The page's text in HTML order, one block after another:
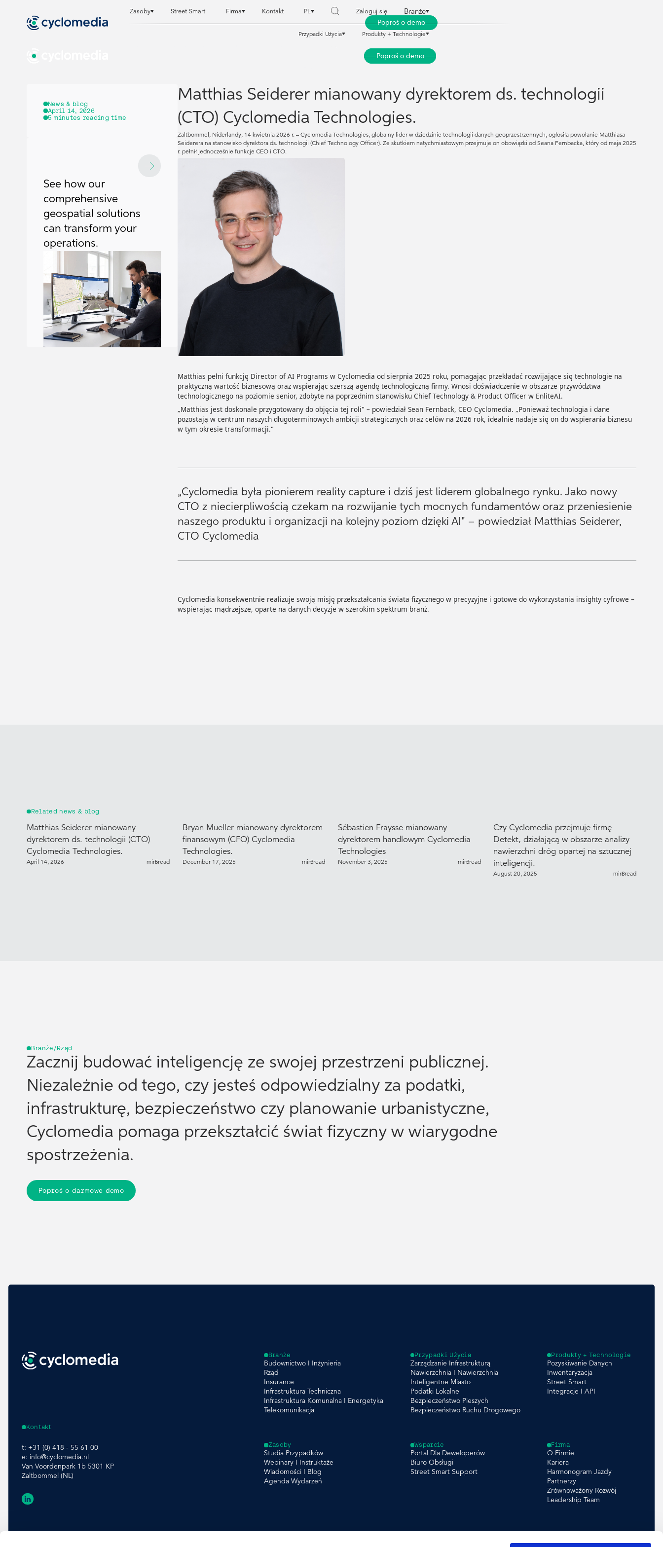
Zasoby Street Smart Firma Kontakt PL Zaloguj się
Poproś o demo
Branże
Przypadki Użycia Produkty + Technologie
News & blog
April 14, 2026
5 minutes reading time
See how our
comprehensive
geospatial solutions
can transform your
operations.
Matthias Seiderer mianowany dyrektorem ds. technologii
(CTO) Cyclomedia Technologies.
Zaltbommel, Niderlandy, 14 kwietnia 2026 r. – Cyclomedia Technologies, globalny lider w dziedzinie technologii danych geoprzestrzennych, ogłosiła powołanie Matthiasa
Seiderera na stanowisko dyrektora ds. technologii (Chief Technology Officer). Ze skutkiem natychmiastowym przejmuje on obowiązki od Seana Fernbacka, który od maja 2025
r. pełnił jednocześnie funkcje CEO i CTO.
Matthias pełni funkcję Director of AI Programs w Cyclomedia od sierpnia 2025 roku, pomagając przekładać rozwijające się technologie na
praktyczną wartość biznesową oraz wspierając szerszą agendę technologiczną firmy. Wnosi doświadczenie w obszarze przywództwa
technologicznego na poziomie senior, zdobyte na poprzednim stanowisku Chief Technology & Product Officer w EnliteAI.
„Matthias jest doskonale przygotowany do objęcia tej roli" – powiedział Sean Fernback, CEO Cyclomedia. „Ponieważ technologia i dane
pozostają w centrum naszych długoterminowych ambicji strategicznych oraz celów na 2026 rok, idealnie nadaje się on do wspierania biznesu
w tym okresie transformacji."
„Cyclomedia była pionierem reality capture i dziś jest liderem globalnego rynku. Jako nowy
CTO z niecierpliwością czekam na rozwijanie tych mocnych fundamentów oraz przeniesienie
naszego produktu i organizacji na kolejny poziom dzięki AI" – powiedział Matthias Seiderer,
CTO Cyclomedia
Cyclomedia konsekwentnie realizuje swoją misję przekształcania świata fizycznego w precyzyjne i gotowe do wykorzystania insighty cyfrowe –
wspierając mądrzejsze, oparte na danych decyzje w szerokim spektrum branż.
Related news & blog
Matthias Seiderer mianowany
dyrektorem ds. technologii (CTO)
Cyclomedia Technologies.
April 14, 2026 5
min read
Bryan Mueller mianowany dyrektorem
finansowym (CFO) Cyclomedia
Technologies.
December 17, 2025 3
min read
Sébastien Fraysse mianowany
dyrektorem handlowym Cyclomedia
Technologies
November 3, 2025 3
min read
Czy Cyclomedia przejmuje firmę
Detekt, działającą w obszarze analizy
nawierzchni dróg opartej na sztucznej
inteligencji.
August 20, 2025 8
min read
Branże/Rząd
Zacznij budować inteligencję ze swojej przestrzeni publicznej.
Niezależnie od tego, czy jesteś odpowiedzialny za podatki,
infrastrukturę, bezpieczeństwo czy planowanie urbanistyczne,
Cyclomedia pomaga przekształcić świat fizyczny w wiarygodne
spostrzeżenia.
Poproś o darmowe demo
Kontakt
t: +31 (0) 418 - 55 61 00
e: info@cyclomedia.nl
Van Voordenpark 1b 5301 KP
Zaltbommel (NL)
Branże
Budownictwo I Inżynieria
Rząd
Insurance
Infrastruktura Techniczna
Infrastruktura Komunalna I Energetyka
Telekomunikacja
Przypadki Użycia
Zarządzanie Infrastrukturą
Nawierzchnia I Nawierzchnia
Inteligentne Miasto
Podatki Lokalne
Bezpieczeństwo Pieszych
Bezpieczeństwo Ruchu Drogowego
Produkty + Technologie
Pozyskiwanie Danych
Inwentaryzacja
Street Smart
Integracje I API
Zasoby
Studia Przypadków
Webinary I Instruktaże
Wiadomości I Blog
Agenda Wydarzeń
Wsparcie
Portal Dla Deweloperów
Biuro Obsługi
Street Smart Support
Firma
O Firmie
Kariera
Harmonogram Jazdy
Partnerzy
Zrównoważony Rozwój
Leadership Team
Poproś o demo
Poproś o demo